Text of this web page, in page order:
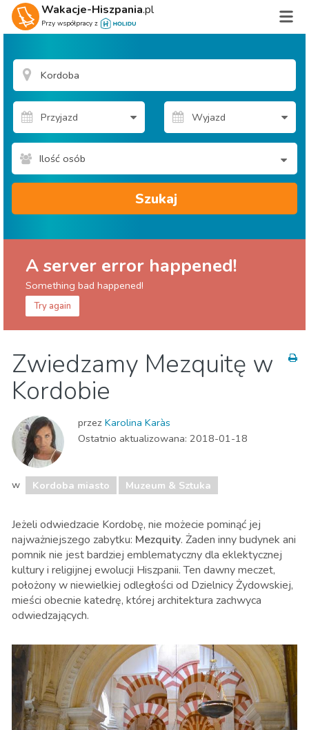
Wakacje-Hiszpania.pl
Przy współpracy z
Ilość osób
Szukaj
A server error happened!
Something bad happened!
Try again
Lokalne wydarzenia
Muzeum & Sztuka
Przyroda i plener
Zwiedzamy Mezquitę w
Kordobie
przez Karolina Karàs
Ostatnio aktualizowana: 2018-01-18
w Kordoba miasto Muzeum & Sztuka
Jeżeli odwiedzacie Kordobę, nie możecie pominąć jej
najważniejszego zabytku: Mezquity. Żaden inny budynek ani
pomnik nie jest bardziej emblematyczny dla eklektycznej
kultury i religijnej ewolucji Hiszpanii. Ten dawny meczet,
położony w niewielkiej odległości od Dzielnicy Żydowskiej,
mieści obecnie katedrę, której architektura zachwyca
odwiedzających.